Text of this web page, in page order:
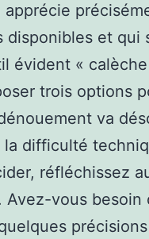
apprécie
disponibles et qui
évident «
trois options
va
la difficulté
réfléchissez
vous besoin